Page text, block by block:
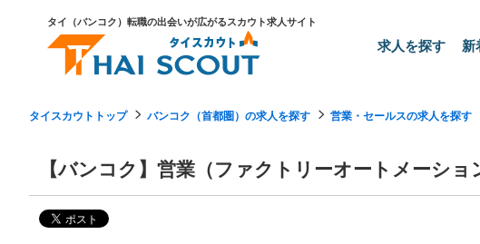
タイ（バンコク）転職の出会いが広がるスカウト求人サイト
求人を探す 新
タイスカウトトップ バンコク（首都圏）の求人を探す 営業・セールスの求人を探す
【バンコク】営業（ファクトリーオートメーショ